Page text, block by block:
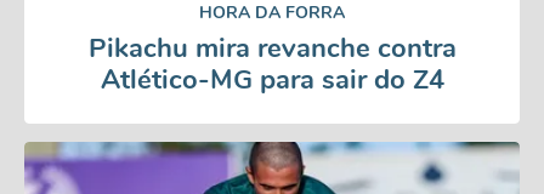
HORA DA FORRA
Pikachu mira revanche contra
Atlético-MG para sair do Z4